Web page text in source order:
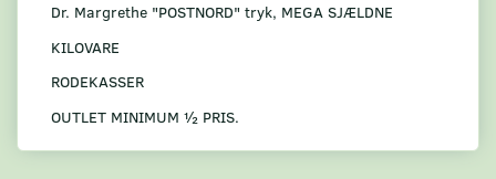
Dr. Margrethe "POSTNORD" tryk, MEGA SJÆLDNE
KILOVARE
RODEKASSER
OUTLET MINIMUM ½ PRIS.